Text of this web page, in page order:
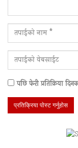
पछि फेरी प्रतिक्रिया